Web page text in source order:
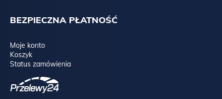
BEZPIECZNA PŁATNOŚĆ
Moje konto
Koszyk
Status zamówienia